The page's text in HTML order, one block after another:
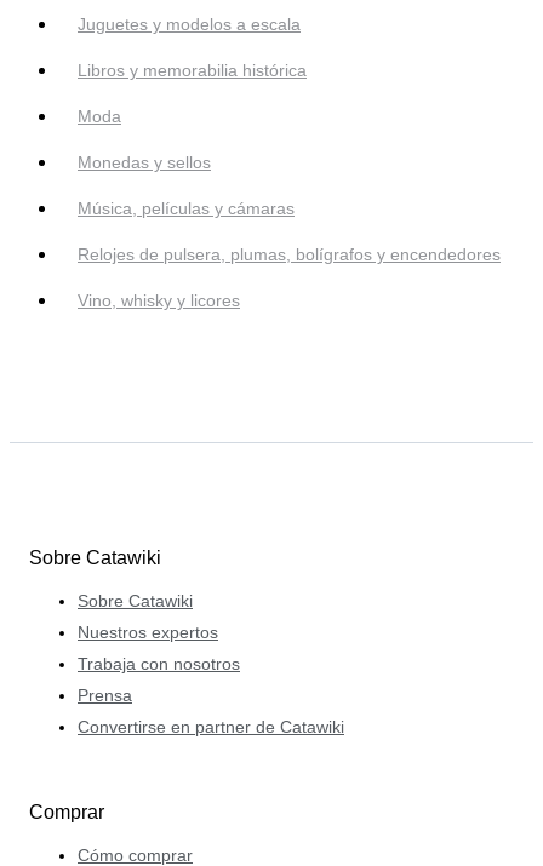
Juguetes y modelos a escala
Libros y memorabilia histórica
Moda
Monedas y sellos
Música, películas y cámaras
Relojes de pulsera, plumas, bolígrafos y encendedores
Vino, whisky y licores
Sobre Catawiki
Sobre Catawiki
Nuestros expertos
Trabaja con nosotros
Prensa
Convertirse en partner de Catawiki
Comprar
Cómo comprar